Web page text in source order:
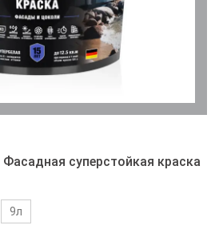
суперстойкая краска
9л